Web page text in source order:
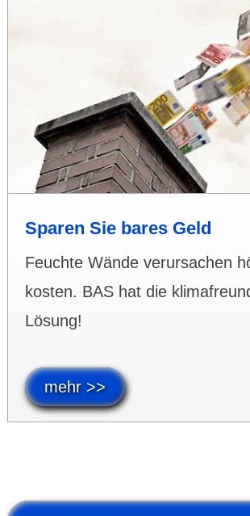
Sparen Sie bares Geld
Feuchte Wände verur­sachen
kosten. BAS hat die
Lösung!
mehr >>